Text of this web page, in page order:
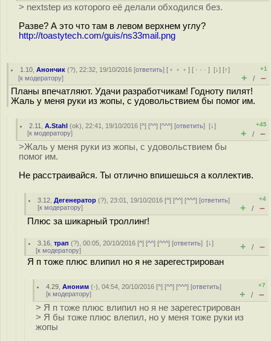
> nextstep из которого её делали обходился без.
Разве? А это что там в левом верхнем углу?
http://toastytech.com/guis/ns33mail.png
1.10 ,Анончик (?), 22:32, 19/10/2016 [ответить] [ ﹢﹢﹢] [ · · ·][↓] [↑]
[к модератору]
+1
+ / –
Планы впечатляют. Удачи разработчикам! Годноту пилят!
Жаль у меня руки из жопы, с удовольствием бы помог им.
2.11 ,A.Stahl (ok), 22:41, 19/10/2016 [^] [^^] [^^^] [ответить][↓]
[к модератору]
+45
+ / –
>Жаль у меня руки из жопы, с удовольствием бы
помог им.
Не расстраивайся. Ты отлично впишешься а коллектив.
3.12 ,Дегенератор (?), 23:01, 19/10/2016 [^] [^^] [^^^] [ответить]
[к модератору]
+4
+ / –
Плюс за шикарный троллинг!
3.16 ,трап (?), 00:05, 20/10/2016 [^] [^^] [^^^] [ответить][↓]
[к модератору] + / –
Я п тоже плюс влипил но я не зарегестрирован
4.29 ,Аноним (-), 04:54, 20/10/2016 [^] [^^] [^^^] [ответить]
[к модератору]
+7
+ / –
> Я п тоже плюс влипил но я не зарегестрирован
> Я бы тоже плюс влепил, но у меня тоже руки из
жопы